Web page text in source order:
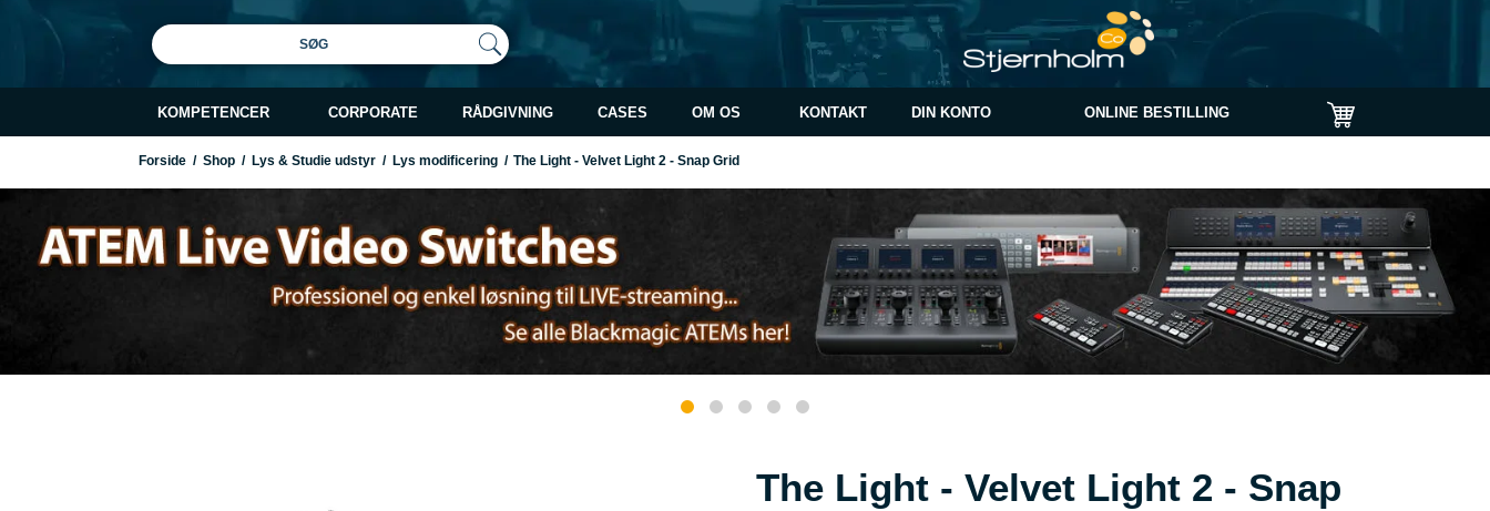
SØG
KOMPETENCER CORPORATE RÅDGIVNING CASES OM OS KONTAKT DIN KONTO ONLINE BESTILLING
Forside / Shop / Lys & Studie udstyr / Lys modificering / The Light - Velvet Light 2 - Snap Grid
The Light - Velvet Light 2 - Snap